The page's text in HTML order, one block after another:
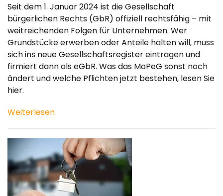
Seit dem 1. Januar 2024 ist die Gesellschaft
bürgerlichen Rechts (GbR) offiziell rechtsfähig – mit
weitreichenden Folgen für Unternehmen. Wer
Grundstücke erwerben oder Anteile halten will, muss
sich ins neue Gesellschaftsregister eintragen und
firmiert dann als eGbR. Was das MoPeG sonst noch
ändert und welche Pflichten jetzt bestehen, lesen Sie
hier.
Weiterlesen